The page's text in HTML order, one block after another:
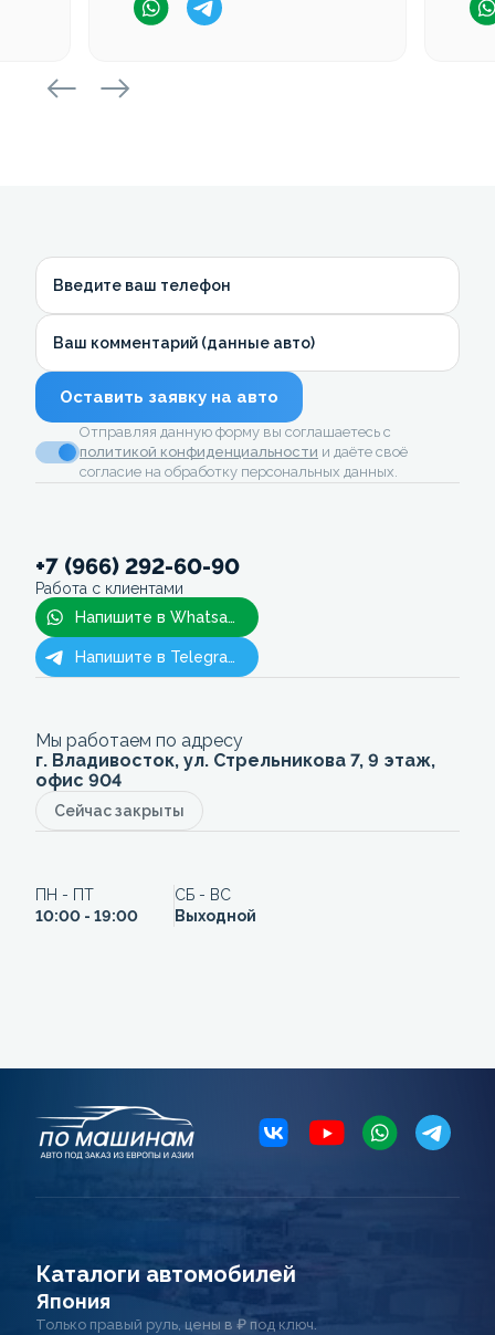
Введите ваш телефон
Ваш комментарий (данные авто)
Оставить заявку на авто
Отправляя данную форму вы соглашаетесь с
политикой конфиденциальности и даёте своё
согласие на обработку персональных данных.
+7 (966) 292-60-90
Работа с клиентами
Напишите в Whatsapp
Напишите в Telegram
Мы работаем по адресу
г. Владивосток, ул. Стрельникова 7, 9 этаж,
офис 904
Сейчас закрыты
ПН - ПТ
10:00 - 19:00
СБ - ВС
Выходной
Каталоги автомобилей
Япония
Только правый руль, цены в ₽ под ключ.